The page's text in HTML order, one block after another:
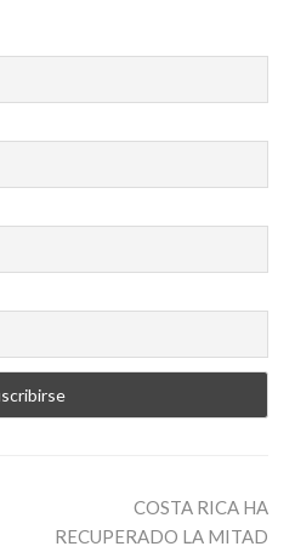
COSTA RICA HA
RECUPERADO LA MITAD